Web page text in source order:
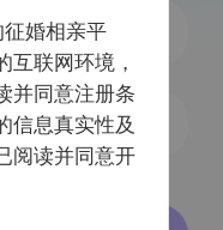
获取验证码
婚相亲平
互联网环境，
并同意注册条
信息真实性及
阅读并同意开